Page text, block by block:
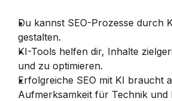
Du kannst SEO-Prozesse durch
gestalten.
KI-Tools helfen dir, Inhalte
und zu optimieren.
Erfolgreiche SEO mit KI braucht
Aufmerksamkeit für Technik und